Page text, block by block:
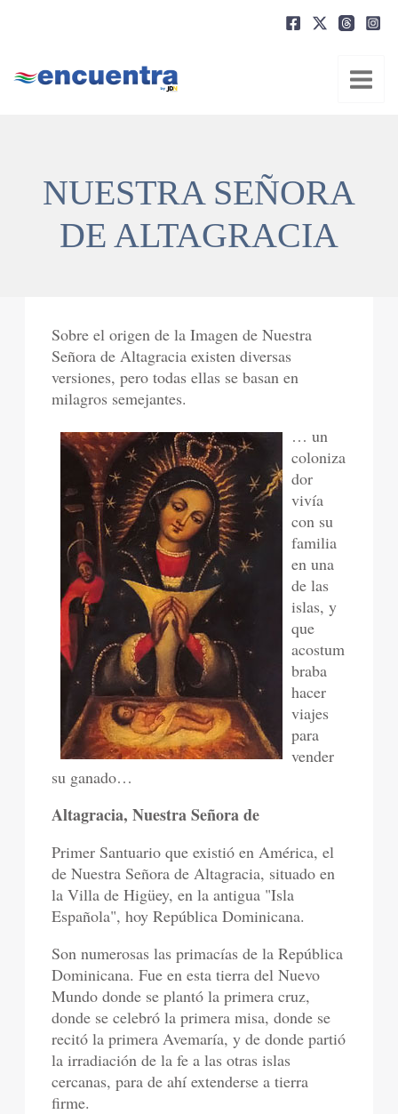
NUESTRA SEÑORA
DE ALTAGRACIA
Sobre el origen de la Imagen de Nuestra
Señora de Altagracia existen diversas
versiones, pero todas ellas se basan en
milagros semejantes.
… un
coloniza
dor
vivía
con su
familia
en una
de las
islas, y
que
acostum
braba
hacer
viajes
para
vender
su ganado…
Altagracia, Nuestra Señora de
Primer Santuario que existió en América, el
de Nuestra Señora de Altagracia, situado en
la Villa de Higüey, en la antigua "Isla
Española", hoy República Dominicana.
Son numerosas las primacías de la República
Dominicana. Fue en esta tierra del Nuevo
Mundo donde se plantó la primera cruz,
donde se celebró la primera misa, donde se
recitó la primera Avemaría, y de donde partió
la irradiación de la fe a las otras islas
cercanas, para de ahí extenderse a tierra
firme.